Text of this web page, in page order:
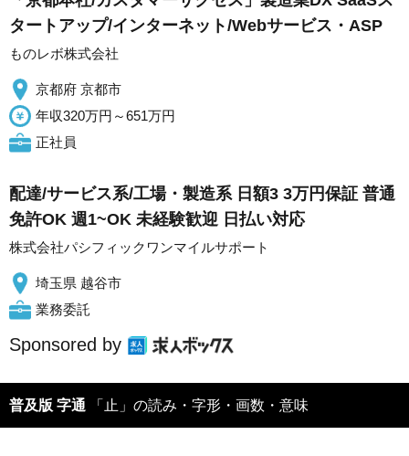
タートアップ/インターネット/Webサービス・ASP
ものレボ株式会社
京都府 京都市
年収320万円～651万円
正社員
配達/サービス系/工場・製造系 日額3 3万円保証 普通
免許OK 週1~OK 未経験歓迎 日払い対応
株式会社パシフィックワンマイルサポート
埼玉県 越谷市
業務委託
Sponsored by
普及版 字通 「止」の読み・字形・画数・意味